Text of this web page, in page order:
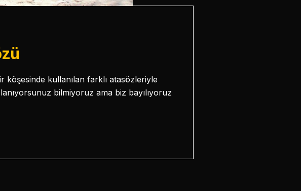
köşesinde kullanılan farklı atasözleriyle
bilmiyoruz ama biz bayılıyoruz